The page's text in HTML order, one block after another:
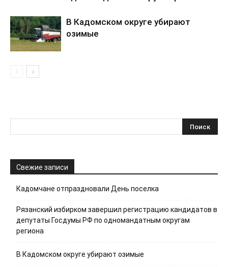
В Кадомском округе убирают
озимые
Свежие записи
Кадомчане отпраздновали День поселка
Рязанский избирком завершил регистрацию кандидатов в
депутаты Госдумы РФ по одномандатным округам
региона
В Кадомском округе убирают озимые